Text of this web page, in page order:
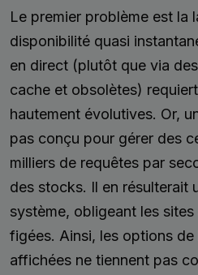
Le premier problème est la
disponibilité quasi
en direct (plutôt que via
cache et obsolètes)
hautement évolutives. Or,
pas conçu pour gérer des
milliers de requêtes par
des stocks. Il en résulterait
système, obligeant les
figées. Ainsi, les options
affichées ne tiennent pas